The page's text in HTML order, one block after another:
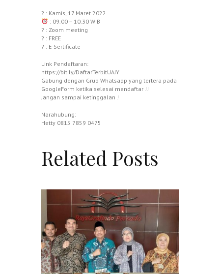
? : Kamis, 17 Maret 2022
: 09.00 – 10.30 WIB
? : Zoom meeting
? : FREE
? : E-Sertificate
Link Pendaftaran:
https://bit.ly/DaftarTerbitUAJY
Gabung dengan Grup Whatsapp yang tertera pada
GoogleForm ketika selesai mendaftar !!
Jangan sampai ketinggalan !
Narahubung:
Hetty 0815 7859 0475
Related Posts